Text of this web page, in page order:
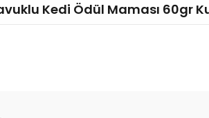
Kedi Ödül Maması 60gr